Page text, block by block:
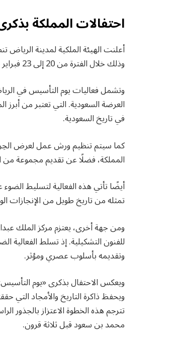
احتفالات المملكة
أعلنت الهيئة الملكية لمدينة
وذلك خلال الفترة من 20 إلى 23 فبراير 2025.
وتشمل فعاليات يوم التأسيس في
العرضة السعودية. التي تعتبر من
في تاريخ السعودية.
كما سيتم تنظيم ورش عمل لعرض
المملكة، فضلًا عن تقديم مجموعة
أيضًا تأتي هذه الفعالية لتسليط
تمثله من تاريخ طويل من الإنجازات
ومن جهة أخرى، يعتزم مركز الملك
للفنون التشكيلية. إذ تسلط الفعالية
وتقديمه بأسلوب عصري ومؤثر.
ويعكس الاحتفال بذكرى «يوم
ويحفظ ذاكرة التاريخ والأمجاد التي
تترجم هذه الخطوة الاعتزاز بالجذور
محمد بن سعود قبل ثلاثة قرون.